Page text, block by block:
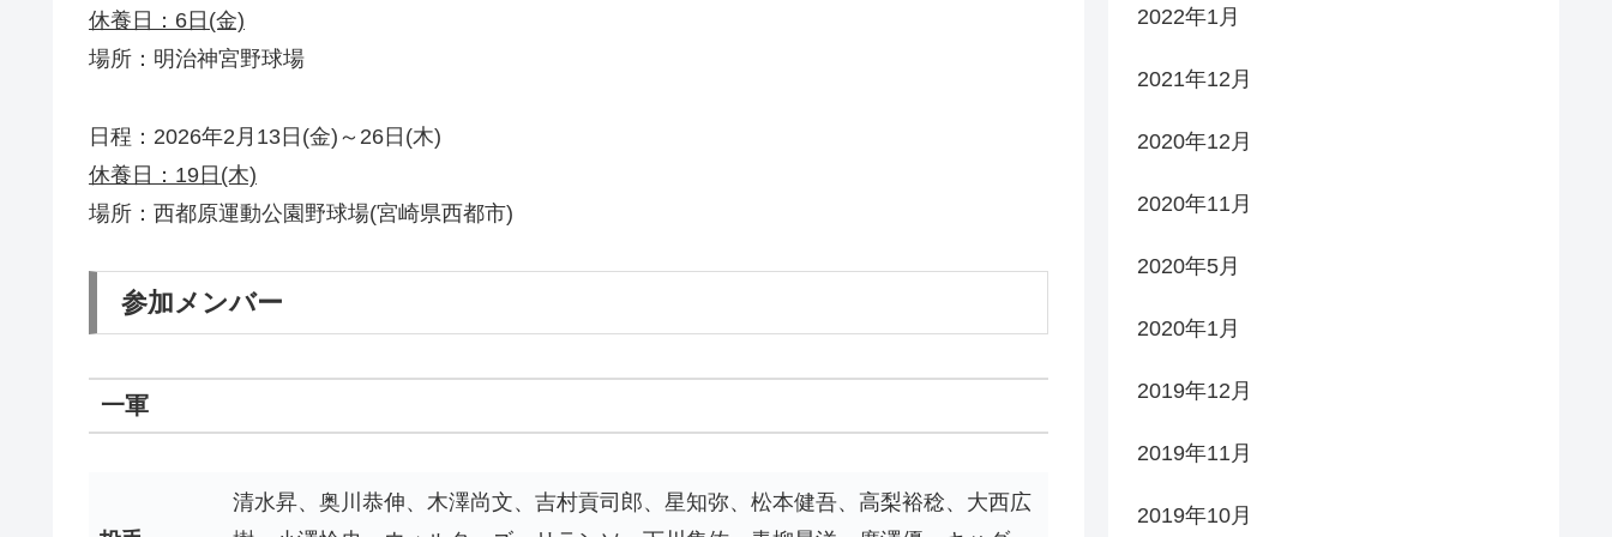
休養日：6日(金)
場所：明治神宮野球場
日程：2026年2月13日(金)～26日(木)
休養日：19日(木)
場所：西都原運動公園野球場(宮崎県西都市)
参加メンバー
一軍
清水昇、奥川恭伸、木澤尚文、吉村貢司郎、星知弥、松本健吾、高梨裕稔、大西広
2022年1月
2021年12月
2020年12月
2020年11月
2020年5月
2020年1月
2019年12月
2019年11月
2019年10月